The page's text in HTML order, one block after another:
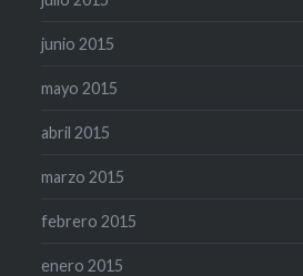
junio 2015
mayo 2015
abril 2015
marzo 2015
febrero 2015
enero 2015